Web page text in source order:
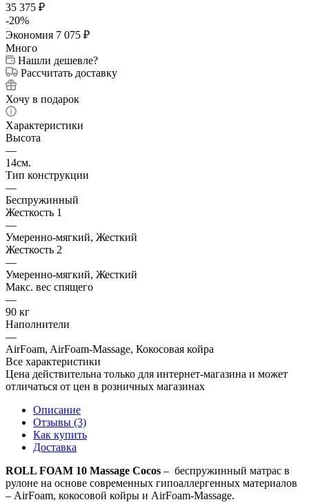
35 375 ₽
-20%
Экономия 7 075 ₽
Много
Нашли дешевле?
Рассчитать доставку
Хочу в подарок
Характеристики
Высота
—
14см.
Тип конструкции
—
Беспружинный
Жесткость 1
—
Умеренно-мягкий, Жесткий
Жесткость 2
—
Умеренно-мягкий, Жесткий
Макс. вес спящего
—
90 кг
Наполнители
—
AirFoam, AirFoam-Massage, Кокосовая койра
Все характеристики
Цена действительна только для интернет-магазина и может
отличаться от цен в розничных магазинах
Описание
Отзывы (3)
Как купить
Доставка
ROLL FOAM 10 Massage Cocos – беспружинный матрас в
рулоне на основе современных гипоаллергенных материалов
– AirFoam, кокосовой койры и AirFoam-Massage.